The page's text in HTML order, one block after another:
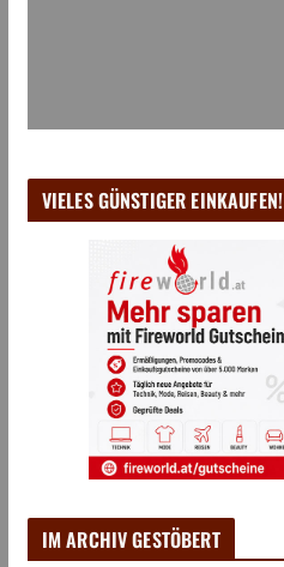
VIELES GÜNSTIGER EINKAUFEN!
IM ARCHIV GESTÖBERT